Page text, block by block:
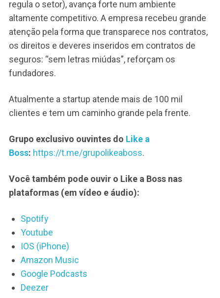
regula o setor), avança forte num ambiente
altamente competitivo. A empresa recebeu grande
atenção pela forma que transparece nos contratos,
os direitos e deveres inseridos em contratos de
seguros: “sem letras miúdas”, reforçam os
fundadores.
Atualmente a startup atende mais de 100 mil
clientes e tem um caminho grande pela frente.
Grupo exclusivo ouvintes do Like a
Boss: https://t.me/grupolikeaboss.
Você também pode ouvir o Like a Boss nas
plataformas (em vídeo e áudio):
Spotify
Youtube
IOS (iPhone)
Amazon Music
Google Podcasts
Deezer